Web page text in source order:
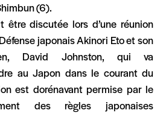
(6).
être discutée lors d’une réunion
japonais Akinori Eto et son
David Johnston, qui va
au Japon dans le courant du
est dorénavant permise par le
des règles japonaises